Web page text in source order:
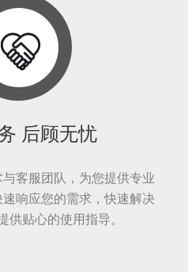
后顾无忧
客服团队，为您提供专业
响应您的需求，快速解决
供贴心的使用指导。